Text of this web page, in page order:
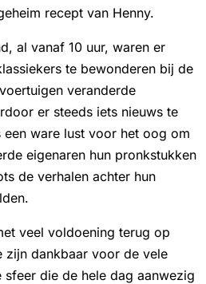
recept van Henny.
al vanaf 10 uur, waren er
te bewonderen bij de
veranderde
er steeds iets nieuws te
ware lust voor het oog om
eigenaren hun pronkstukken
de verhalen achter hun
veel voldoening terug op
zijn dankbaar voor de vele
die de hele dag aanwezig